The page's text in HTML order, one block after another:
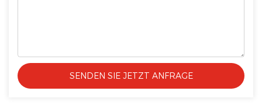
SENDEN SIE JETZT ANFRAGE